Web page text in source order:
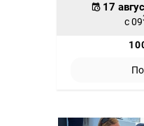
17
с 09